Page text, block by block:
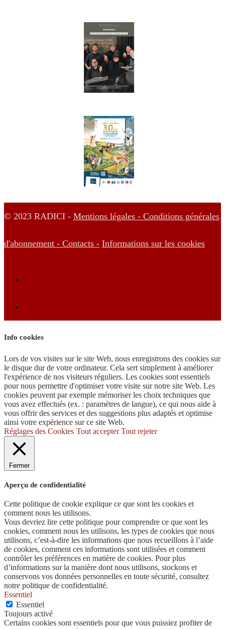
© 2023 RADICI - Mentions légales - Conditions générales
d'abonnement - Contacts - Informations sur les cookies
Info cookies
Lors de vos visites sur le site Web, nous enregistrons des cookies sur
le disque dur de votre ordinateur. Cela sert simplement à améliorer
l'expérience de nos visiteurs réguliers. Les cookies sont essentiels
pour nous permettre d'optimiser votre visite sur notre site Web. Les
cookies peuvent par exemple mémoriser les choix techniques que
vous avez effectués (ex. : paramètres de langue), ce qui nous aide à
vous offrir des services et des suggestions plus adaptés et optimise
ainsi votre expérience sur ce site Web.
Réglages des Cookies Tout accepter Tout rejeter
Fermer
Aperçu de confidentialité
Cette politique de cookie explique ce que sont les cookies et
comment nous les utilisons.
Vous devriez lire cette politique pour comprendre ce que sont les
cookies, comment nous les utilisons, les types de cookies que nous
utilisons, c’est-à-dire les informations que nous recueillons à l’aide
de cookies, comment ces informations sont utilisées et comment
contrôler les préférences en matière de cookies. Pour plus
d’informations sur la manière dont nous utilisons, stockons et
conservons vos données personnelles en toute sécurité, consultez
notre politique de confidentialité.
Essentiel
Essentiel
Toujours activé
Certains cookies sont essentiels pour que vous puissiez profiter de